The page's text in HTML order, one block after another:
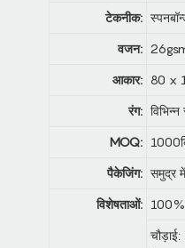
टेकनीक:
वजन:
आकार: 80 x
रंग:
MOQ:
पैकेजिंग: समुद्र में
विशेषताओं: 100%